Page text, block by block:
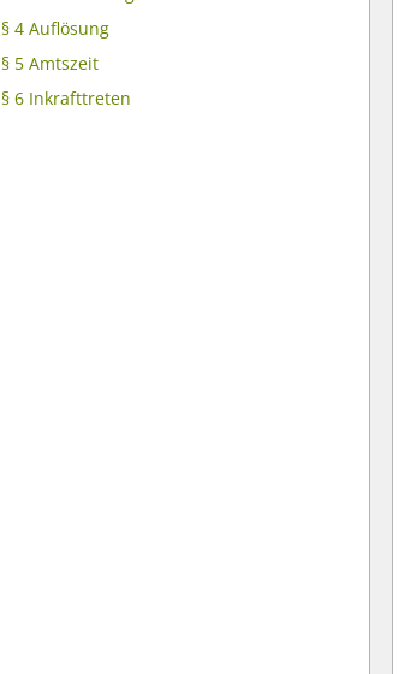
§ 4 Auflösung
§ 5 Amtszeit
§ 6 Inkrafttreten